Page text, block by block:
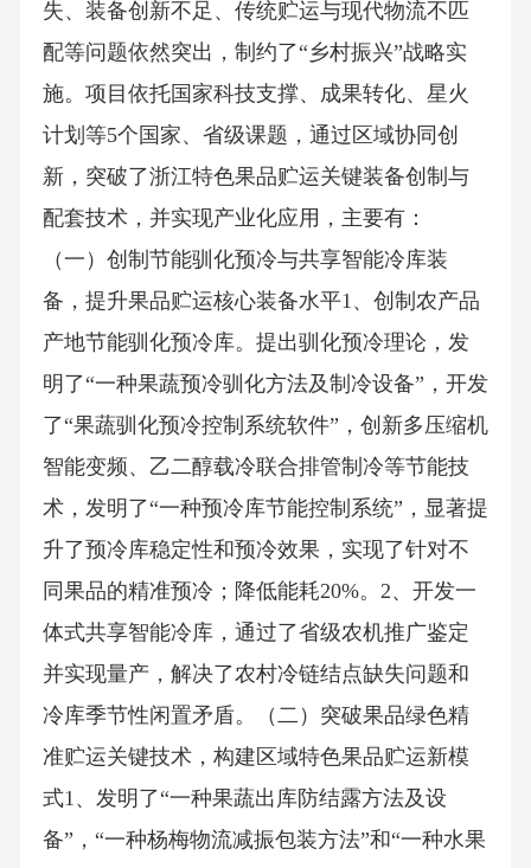
失、装备创新不足、传统贮运与现代物流不匹
配等问题依然突出，制约了“乡村振兴”战略实
施。项目依托国家科技支撑、成果转化、星火
计划等5个国家、省级课题，通过区域协同创
新，突破了浙江特色果品贮运关键装备创制与
配套技术，并实现产业化应用，主要有：
（一）创制节能驯化预冷与共享智能冷库装
备，提升果品贮运核心装备水平1、创制农产品
产地节能驯化预冷库。提出驯化预冷理论，发
明了“一种果蔬预冷驯化方法及制冷设备”，开发
了“果蔬驯化预冷控制系统软件”，创新多压缩机
智能变频、乙二醇载冷联合排管制冷等节能技
术，发明了“一种预冷库节能控制系统”，显著提
升了预冷库稳定性和预冷效果，实现了针对不
同果品的精准预冷；降低能耗20%。2、开发一
体式共享智能冷库，通过了省级农机推广鉴定
并实现量产，解决了农村冷链结点缺失问题和
冷库季节性闲置矛盾。（二）突破果品绿色精
准贮运关键技术，构建区域特色果品贮运新模
式1、发明了“一种果蔬出库防结露方法及设
备”，“一种杨梅物流减振包装方法”和“一种水果